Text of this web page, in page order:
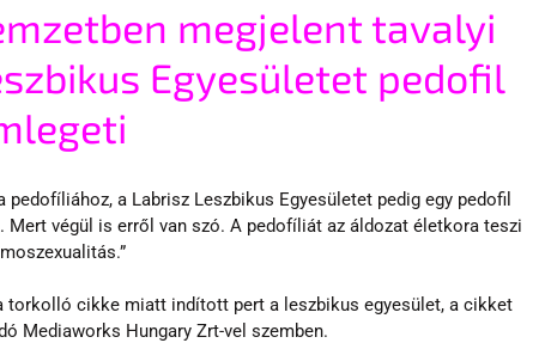
megjelent tavalyi
Egyesületet pedofil
a Labrisz Leszbikus Egyesületet pedig egy pedofil
végül is erről van szó. A pedofíliát az áldozat életkora teszi
torkolló cikke miatt indított pert a leszbikus egyesület, a cikket
Mediaworks Hungary Zrt-vel szemben.